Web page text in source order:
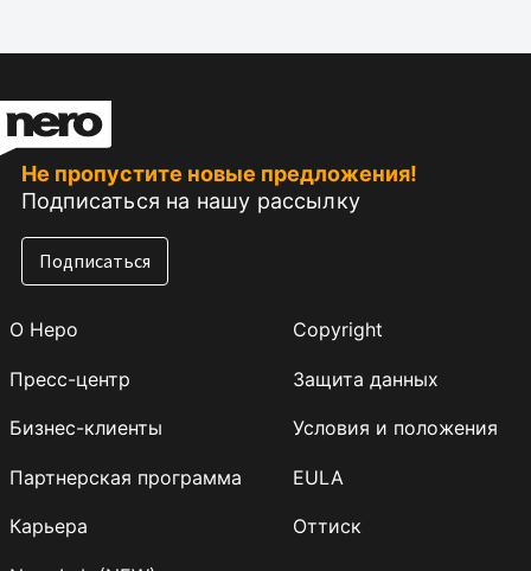
Не пропустите новые предложения!
Подписаться на нашу рассылку
Подписаться
О Неро
Пресс-центр
Бизнес-клиенты
Партнерская программа
Карьера
Copyright
Защита данных
Условия и положения
EULA
Оттиск